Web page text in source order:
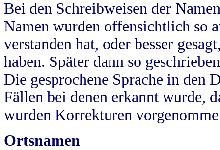
Bei den Schreibweisen der
Namen wurden offensichtlich so
verstanden hat, oder besser
haben. Später dann so
Die gesprochene Sprache in
Fällen bei denen erkannt wurde,
wurden Korrekturen
Ortsnamen